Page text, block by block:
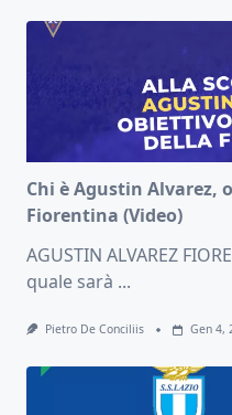
Chi è Agustin Alvarez,
Fiorentina (Video)
AGUSTIN ALVAREZ
quale sarà ...
Pietro De Conciliis Gen 4,